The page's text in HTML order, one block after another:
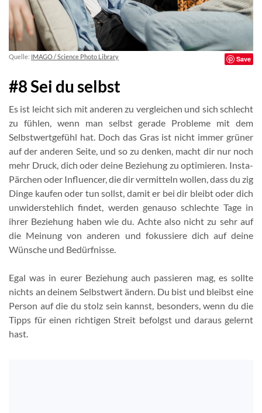
Quelle: IMAGO / Science Photo Library Save
#8 Sei du selbst
Es ist leicht sich mit anderen zu vergleichen und sich schlecht
zu fühlen, wenn man selbst gerade Probleme mit dem
Selbstwertgefühl hat. Doch das Gras ist nicht immer grüner
auf der anderen Seite, und so zu denken, macht dir nur noch
mehr Druck, dich oder deine Beziehung zu optimieren. Insta-
Pärchen oder Influencer, die dir vermitteln wollen, dass du zig
Dinge kaufen oder tun sollst, damit er bei dir bleibt oder dich
unwiderstehlich findet, werden genauso schlechte Tage in
ihrer Beziehung haben wie du. Achte also nicht zu sehr auf
die Meinung von anderen und fokussiere dich auf deine
Wünsche und Bedürfnisse.
Egal was in eurer Beziehung auch passieren mag, es sollte
nichts an deinem Selbstwert ändern. Du bist und bleibst eine
Person auf die du stolz sein kannst, besonders, wenn du die
Tipps für einen richtigen Streit befolgst und daraus gelernt
hast.